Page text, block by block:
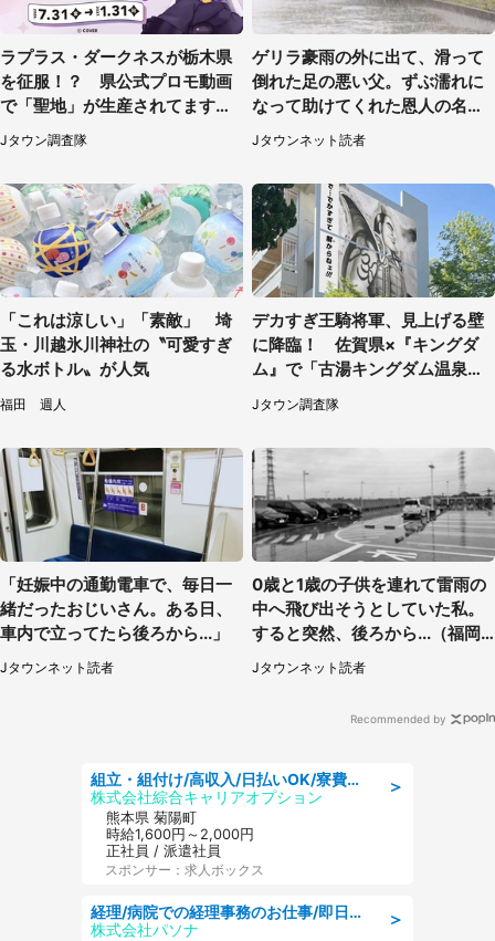
ラプラス・ダークネスが栃木県
を征服！？ 県公式プロモ動画
で「聖地」が生産されてます【7
／31～1／31】
Jタウン調査隊
ゲリラ豪雨の外に出て、滑って
倒れた足の悪い父。ずぶ濡れに
なって助けてくれた恩人の名前
も聞かず...
Jタウンネット読者
「これは涼しい」「素敵」 埼
玉・川越氷川神社の〝可愛すぎ
る水ボトル〟が人気
福田 週人
デカすぎ王騎将軍、見上げる壁
に降臨！ 佐賀県×『キングダ
ム』で「古湯キングダム温泉
郷」【7／17～9／30】
Jタウン調査隊
「妊娠中の通勤電車で、毎日一
緒だったおじいさん。ある日、
車内で立ってたら後ろから...」
Jタウンネット読者
0歳と1歳の子供を連れて雷雨の
中へ飛び出そうとしていた私。
すると突然、後ろから...（福岡
県・30代女性）
Jタウンネット読者
Recommended by
＞
組立・組付け/高収入/日払いOK/寮費無料/交替制/20・30・40代活躍中
株式会社綜合キャリアオプション
熊本県 菊陽町
時給1,600円～2,000円
正社員 / 派遣社員
スポンサー：求人ボックス
＞
経理/病院での経理事務のお仕事/即日勤務可/車通勤可/経理/一般事務
株式会社パソナ